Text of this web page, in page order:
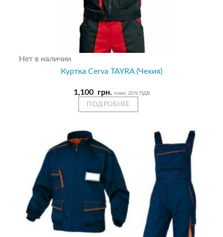
Нет в наличии
Куртка Cerva TAYRA (Чехия)
1,100 грн. плюс 20% ПДВ
ПОДРОБНЕЕ